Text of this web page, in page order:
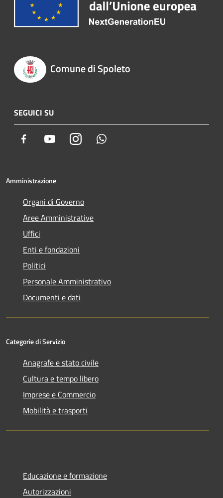
Comune di Spoleto
SEGUICI SU
Facebook YoutubeInstagram
Amministrazione
Organi di Governo
Aree Amministrative
Uffici
Enti e fondazioni
Politici
Personale Amministrativo
Documenti e dati
Categorie di Servizio
Anagrafe e stato civile
Cultura e tempo libero
Imprese e Commercio
Mobilità e trasporti
Educazione e formazione
Autorizzazioni